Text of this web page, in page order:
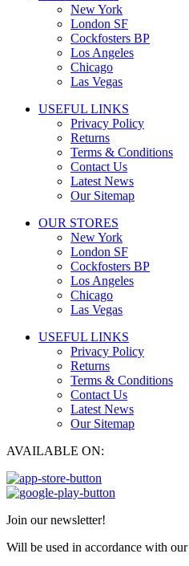
New York
London SF
Cockfosters BP
Los Angeles
Chicago
Las Vegas
USEFUL LINKS
Privacy Policy
Returns
Terms & Conditions
Contact Us
Latest News
Our Sitemap
OUR STORES
New York
London SF
Cockfosters BP
Los Angeles
Chicago
Las Vegas
USEFUL LINKS
Privacy Policy
Returns
Terms & Conditions
Contact Us
Latest News
Our Sitemap
AVAILABLE ON:
Join our newsletter!
Will be used in accordance with our